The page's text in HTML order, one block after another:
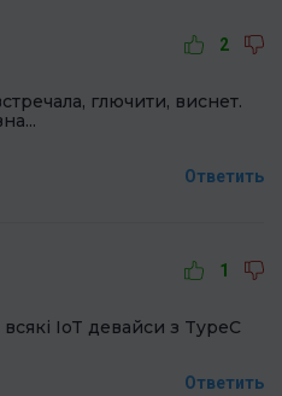
2
глючити, виснет.
Ответить
1
IoT девайси з TypeC
Ответить